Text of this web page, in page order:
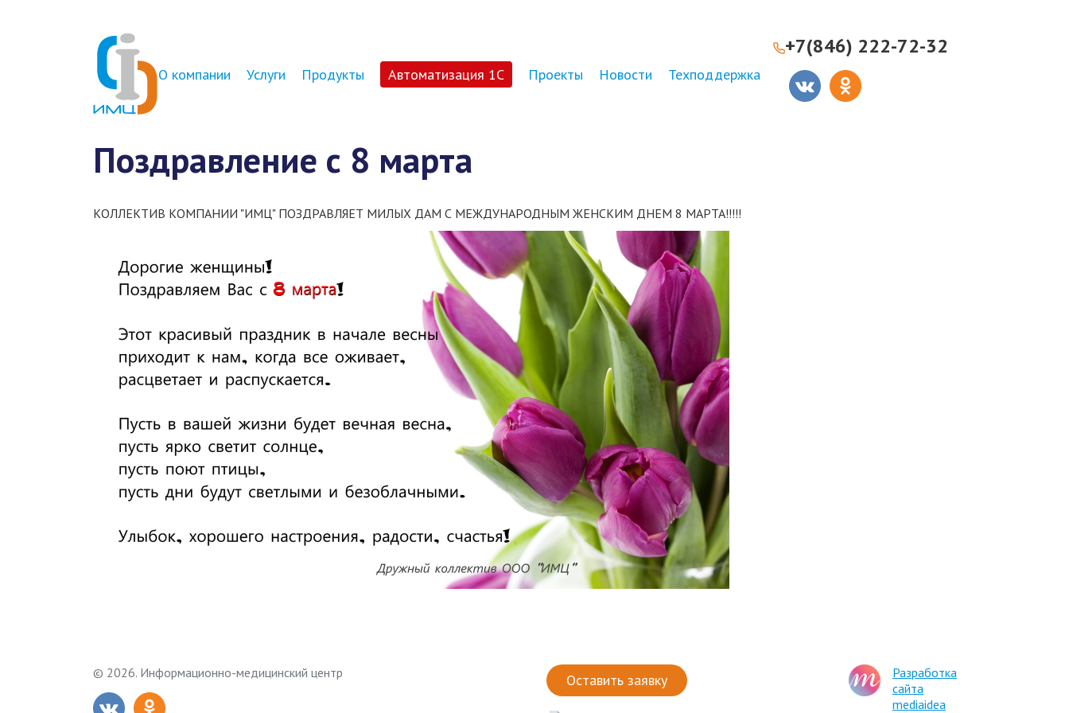
О компании Услуги Продукты Автоматизация 1С Проекты Новости Техподдержка
+7(846) 222-72-32
Поздравление с 8 марта
КОЛЛЕКТИВ КОМПАНИИ "ИМЦ" ПОЗДРАВЛЯЕТ МИЛЫХ ДАМ С МЕЖДУНАРОДНЫМ ЖЕНСКИМ ДНЕМ 8 МАРТА!!!!!
© 2026. Информационно-медицинский центр Оставить заявку
Разработка
сайта
mediaidea